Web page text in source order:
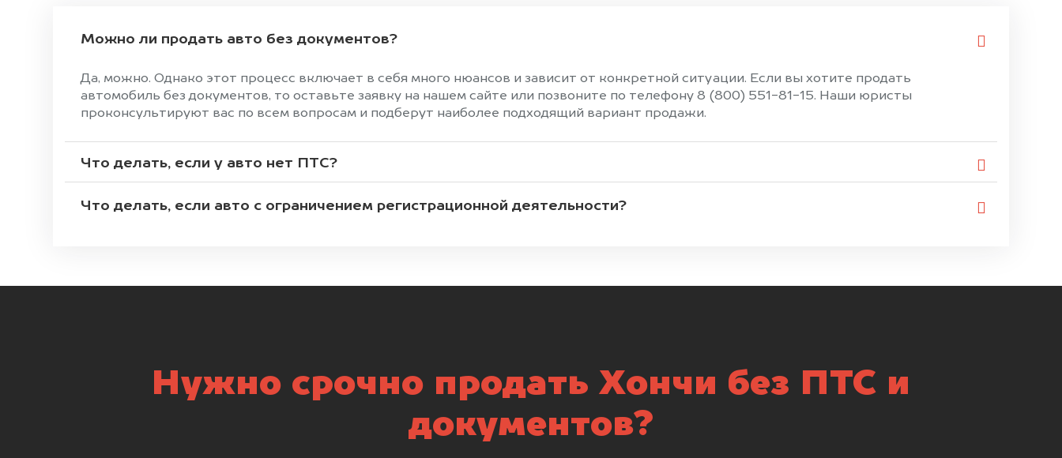
Можно ли продать авто без документов?
Да, можно. Однако этот процесс включает в себя много нюансов и зависит от конкретной ситуации. Если вы хотите продать
автомобиль без документов, то оставьте заявку на нашем сайте или позвоните по телефону 8 (800) 551-81-15. Наши юристы
проконсультируют вас по всем вопросам и подберут наиболее подходящий вариант продажи.
Что делать, если у авто нет ПТС?
Что делать, если авто с ограничением регистрационной деятельности?
Нужно срочно продать Хончи без ПТС и
документов?